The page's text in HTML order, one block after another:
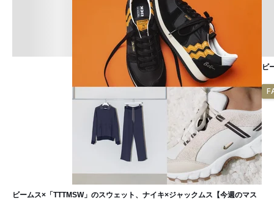
ビームス×「TTTMSW」のスウェット、ナイキ×ジャックムス【今週のマス
ビ